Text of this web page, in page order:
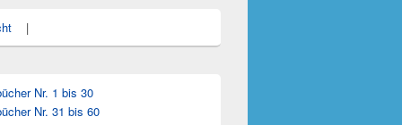
|
Nr. 1 bis 30
Nr. 31 bis 60